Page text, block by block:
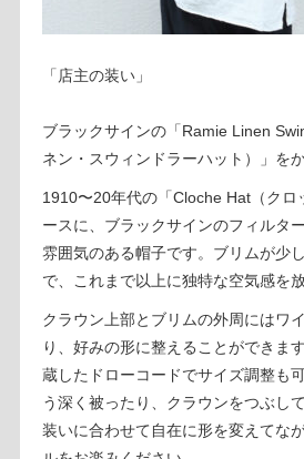
「店主の装い」
ブラックサインの「Ramie Linen
ネン・スウィンドラーハット）」を
1910〜20年代の「Cloche Hat（クロ
ースに、ブラックサインのフィルタ
雰囲気のある帽子です。ブリムが少
で、これまで以上に独特な空気感を
クラウン上部とブリムの外周にはワ
り、好みの形に整えることができま
蔵したドローコードでサイズ調整も
う深く被ったり、クラウンをつぶし
装いに合わせて自在に形を変えてな